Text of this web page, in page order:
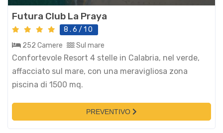
Futura Club La Praya
8.6/10
252 Camere
Sul mare
Confortevole Resort 4 stelle in Calabria, nel verde,
affacciato sul mare, con una meravigliosa zona
piscina di 1500 mq.
PREVENTIVO